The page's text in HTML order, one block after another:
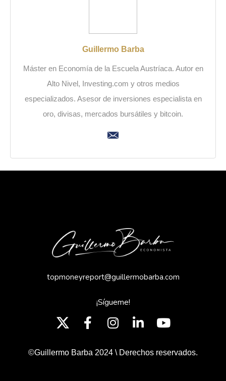
Guillermo Barba
Máster en Economía de la Escuela Austríaca. Autor en
Alto Nivel, Investing.com y otros medios
especializados. Asesor de inversiones especialista en
oro, divisas, mercados bursátiles y bitcoin.
topmoneyreport@guillermobarba.com
¡Sígueme!
©Guillermo Barba 2024 \ Derechos reservados.